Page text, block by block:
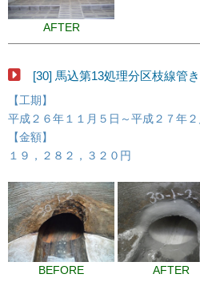
AFTER
[30] 馬込第13処理分区枝線管
【工期】
平成２６年１１月５日～平成２７年２
【金額】
１９，２８２，３２０円
BEFORE AFTER